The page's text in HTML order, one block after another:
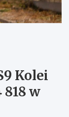
Kolei
818 w